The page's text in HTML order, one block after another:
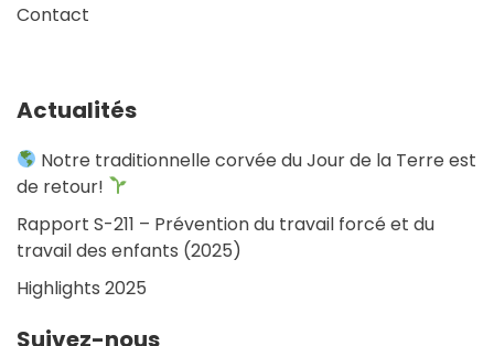
Contact
Actualités
Notre traditionnelle corvée du Jour de la Terre est
de retour!
Rapport S-211 – Prévention du travail forcé et du
travail des enfants (2025)
Highlights 2025
Suivez-nous